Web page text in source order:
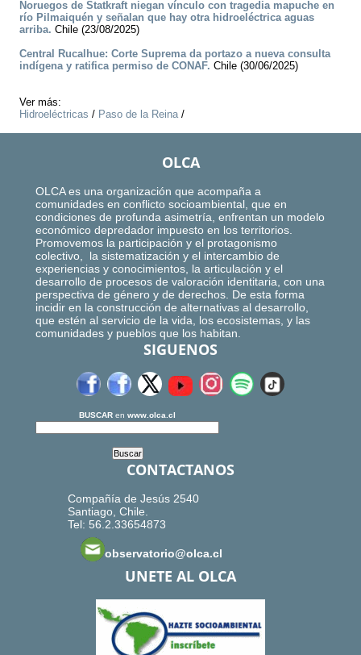
Noruegos de Statkraft niegan vínculo con tragedia mapuche en
río Pilmaiquén y señalan que hay otra hidroeléctrica aguas
arriba. Chile (23/08/2025)
Central Rucalhue: Corte Suprema da portazo a nueva consulta
indígena y ratifica permiso de CONAF. Chile (30/06/2025)
Ver más:
Hidroeléctricas / Paso de la Reina/
OLCA
OLCA es una organización que acompaña a
comunidades en conflicto socioambiental, que en
condiciones de profunda asimetría, enfrentan un modelo
económico depredador impuesto en los territorios.
Promovemos la participación y el protagonismo
colectivo, la sistematización y el intercambio de
experiencias y conocimientos, la articulación y el
desarrollo de procesos de valoración identitaria, con una
perspectiva de género y de derechos. De esta forma
incidir en la construcción de alternativas al desarrollo,
que estén al servicio de la vida, los ecosistemas, y las
comunidades y pueblos que los habitan.
SIGUENOS
BUSCAR en www.olca.cl
CONTACTANOS
Compañía de Jesús 2540
Santiago, Chile.
Tel: 56.2.33654873
observatorio@olca.cl
UNETE AL OLCA